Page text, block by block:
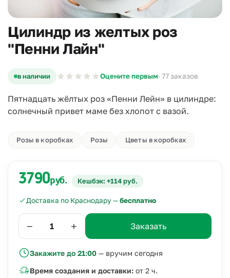
Цилиндр из желтых роз
"Пенни Лайн"
в наличии Оцените первым· 77 заказов
Пятнадцать жёлтых роз «Пенни Лейн» в цилиндре:
солнечный привет маме без хлопот с вазой.
Розы в коробках Розы Цветы в коробках
3790руб. Кешбэк: +114 руб.
Доставка по Краснодару —бесплатно
− + Заказать
Закажите до 21:00 — вручим сегодня
Время создания и доставки: от 2 ч.